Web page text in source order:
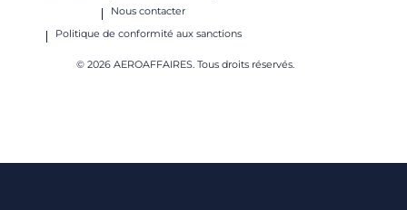
Nous contacter
Politique de conformité aux sanctions
© 2026 AEROAFFAIRES. Tous droits réservés.